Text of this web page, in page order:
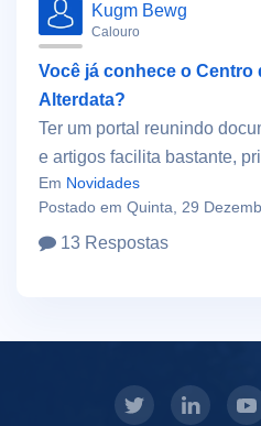
Kugm Bewg
Calouro
Você já conhece o Centro
Alterdata?
Ter um portal reunindo
e artigos facilita bastante,
Em Novidades
Postado em Quinta, 29
13 Respostas